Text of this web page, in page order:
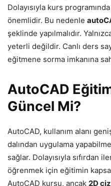
Dolayısıyla kurs
önemlidir. Bu nedenle
şeklinde yapılmalıdır.
yeterli değildir. Canlı ders
eğitmene sorma imkanına
AutoCAD
Güncel Mi?
AutoCAD, kullanım alanı
dalından uygulama
sağlar. Dolayısıyla sıfırdan
öğrenmek için eğitimin
AutoCAD kursu, ancak 2D